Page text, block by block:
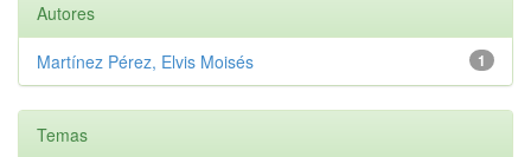
Autores
1
Martínez Pérez, Elvis Moisés
Temas